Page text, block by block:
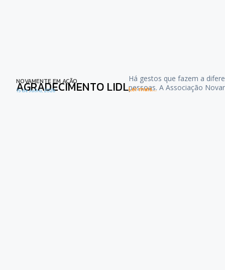
NOVAMENTE EM AÇÃO
AGRADECIMENTO LIDL
15 de Julho, 2026
Há gestos que fazem a
pessoas. A Associação
Ler mais...